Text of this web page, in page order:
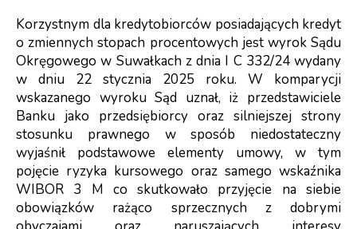
Korzystnym dla kredytobiorców posiadających kredyt
o zmiennych stopach procentowych jest wyrok Sądu
Okręgowego w Suwałkach z dnia I C 332/24 wydany
w dniu 22 stycznia 2025 roku. W komparycji
wskazanego wyroku Sąd uznał, iż przedstawiciele
Banku jako przedsiębiorcy oraz silniejszej strony
stosunku prawnego w sposób niedostateczny
wyjaśnił podstawowe elementy umowy, w tym
pojęcie ryzyka kursowego oraz samego wskaźnika
WIBOR 3 M co skutkowało przyjęcie na siebie
obowiązków rażąco sprzecznych z dobrymi